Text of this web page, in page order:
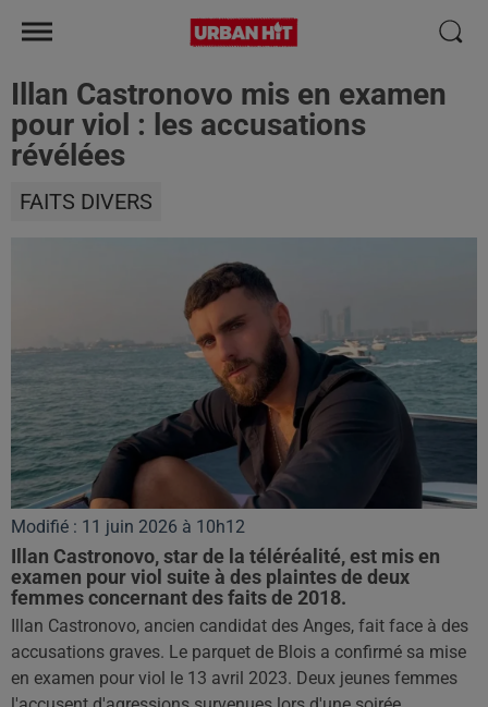
Illan Castronovo mis en examen
pour viol : les accusations
révélées
FAITS DIVERS
Modifié : 11 juin 2026 à 10h12
Illan Castronovo, star de la téléréalité, est mis en
examen pour viol suite à des plaintes de deux
femmes concernant des faits de 2018.
Illan Castronovo, ancien candidat des Anges, fait face à des
accusations graves. Le parquet de Blois a confirmé sa mise
en examen pour viol le 13 avril 2023. Deux jeunes femmes